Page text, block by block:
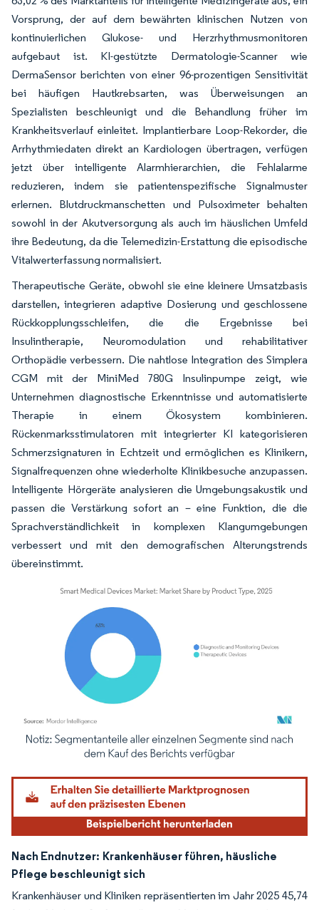
Vorsprung, der auf dem bewährten klinischen Nutzen von
kontinuierlichen Glukose- und Herzrhythmusmonitoren
aufgebaut ist. KI-gestützte Dermatologie-Scanner wie
DermaSensor berichten von einer 96-prozentigen Sensitivität
bei häufigen Hautkrebsarten, was Überweisungen an
Spezialisten beschleunigt und die Behandlung früher im
Krankheitsverlauf einleitet. Implantierbare Loop-Rekorder, die
Arrhythmiedaten direkt an Kardiologen übertragen, verfügen
jetzt über intelligente Alarmhierarchien, die Fehlalarme
reduzieren, indem sie patientenspezifische Signalmuster
erlernen. Blutdruckmanschetten und Pulsoximeter behalten
sowohl in der Akutversorgung als auch im häuslichen Umfeld
ihre Bedeutung, da die Telemedizin-Erstattung die episodische
Vitalwerterfassung normalisiert.
Therapeutische Geräte, obwohl sie eine kleinere Umsatzbasis
darstellen, integrieren adaptive Dosierung und geschlossene
Rückkopplungsschleifen, die die Ergebnisse bei
Insulintherapie, Neuromodulation und rehabilitativer
Orthopädie verbessern. Die nahtlose Integration des Simplera
CGM mit der MiniMed 780G Insulinpumpe zeigt, wie
Unternehmen diagnostische Erkenntnisse und automatisierte
Therapie in einem Ökosystem kombinieren.
Rückenmarksstimulatoren mit integrierter KI kategorisieren
Schmerzsignaturen in Echtzeit und ermöglichen es Klinikern,
Signalfrequenzen ohne wiederholte Klinikbesuche anzupassen.
Intelligente Hörgeräte analysieren die Umgebungsakustik und
passen die Verstärkung sofort an – eine Funktion, die die
Sprachverständlichkeit in komplexen Klangumgebungen
verbessert und mit den demografischen Alterungstrends
übereinstimmt.
Bild © Mordor Intelligence. Wiederverwendung erfordert Namensnennung
Nach Endnutzer: Krankenhäuser führen, häusliche
Pflege beschleunigt sich
Krankenhäuser und Kliniken repräsentierten im Jahr 2025 45,74